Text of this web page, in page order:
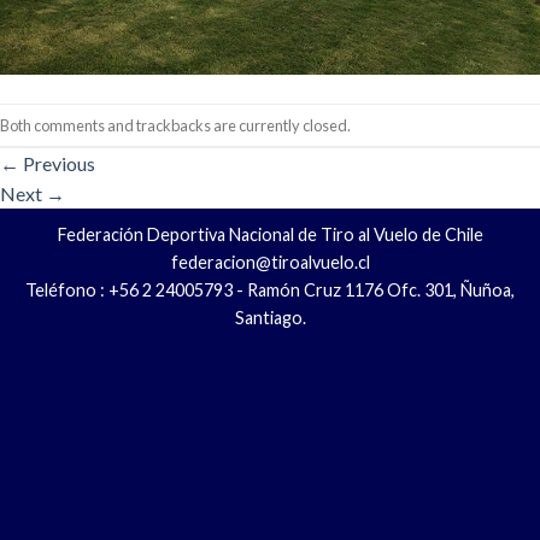
Both comments and trackbacks are currently closed.
← Previous
Next →
Federación Deportiva Nacional de Tiro al Vuelo de Chile
federacion@tiroalvuelo.cl
Teléfono : +56 2 24005793 - Ramón Cruz 1176 Ofc. 301, Ñuñoa,
Santiago.